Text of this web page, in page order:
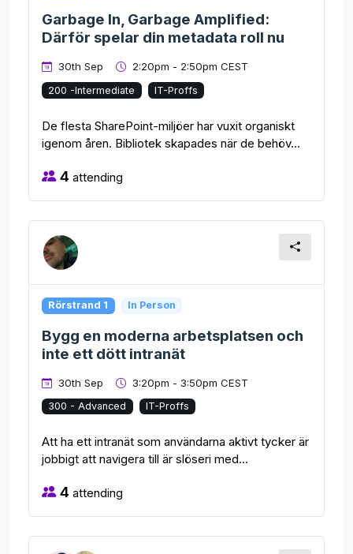
Garbage In, Garbage Amplified:
Därför spelar din metadata roll nu
30th Sep 2:20pm - 2:50pm CEST
200 -Intermediate IT-Proffs
De flesta SharePoint-miljöer har vuxit organiskt
igenom åren. Bibliotek skapades när de behöv...
4 attending
Rörstrand 1 In Person
Bygg en moderna arbetsplatsen och
inte ett dött intranät
30th Sep 3:20pm - 3:50pm CEST
300 - Advanced IT-Proffs
Att ha ett intranät som användarna aktivt tycker är
jobbigt att navigera till är slöseri med...
4 attending